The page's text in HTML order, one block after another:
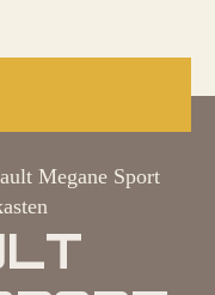
Megane Sport